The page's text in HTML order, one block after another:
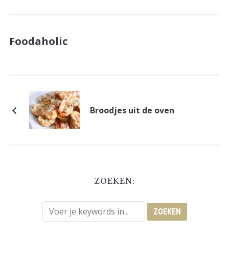
Foodaholic
Broodjes uit de oven
ZOEKEN: